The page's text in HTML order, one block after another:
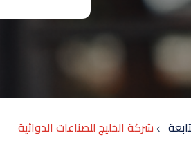
شركة الخليج للصناعات الدوائية